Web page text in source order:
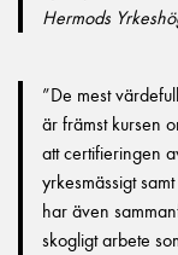
Hermods
”De mest
är främst kursen
att certifieringen
yrkesmässigt
har även
skogligt arbete